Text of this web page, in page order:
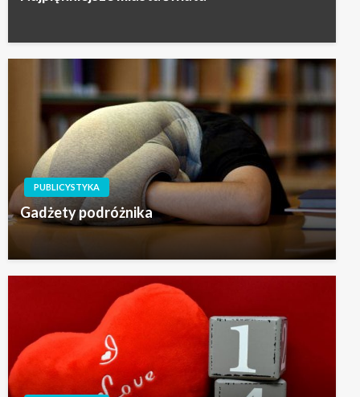
PUBLICYSTYKA
Gadżety podróżnika